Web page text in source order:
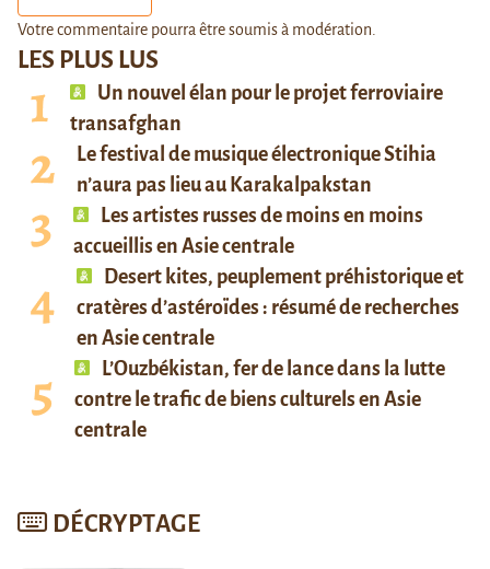
LES PLUS LUS
Un nouvel élan pour le projet ferroviaire
transafghan
Le festival de musique électronique Stihia
n’aura pas lieu au Karakalpakstan
Les artistes russes de moins en moins
accueillis en Asie centrale
Desert kites, peuplement préhistorique et
cratères d’astéroïdes : résumé de recherches
en Asie centrale
L’Ouzbékistan, fer de lance dans la lutte
contre le trafic de biens culturels en Asie
centrale
DÉCRYPTAGE
Votre commentaire pourra être soumis à modération.